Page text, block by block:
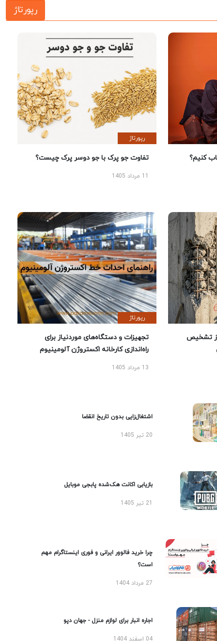
رپورتاژ
کنیم؟
رپورتاژ
تفاوت جو پرک با جو دوسر پرک چیست؟
تشخیص
رپورتاژ
تجهیزات و دستگاه‌های موردنیاز برای
راه‌اندازی کارخانه اکستروژن آلومینیوم
13 مرداد 1405
اشتغال‌زایی بدون تاریخ انقضا
20 تیر 1405
بازیابی اکانت هک‌شده پابجی موبایل
چرا خرید فالوور ایرانی و فوری اینستاگرام مهم
است؟
27 مرداد 1404
اجاره انبار برای لوازم منزل - جهان دپو
04 اسفند 1404